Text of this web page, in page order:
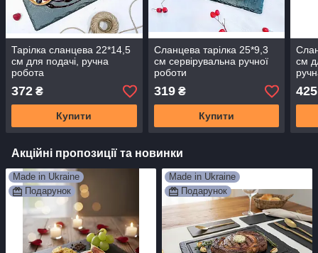
Тарілка сланцева 22*14,5
см для подачі, ручна
робота
372 ₴
Купити
Сланцева тарілка 25*9,3
см сервірувальна ручної
роботи
319₴
Купити
см
425
Акційні пропозиції та новинки
Made in Ukraine
Подарунок
Made in Ukraine
Подарунок